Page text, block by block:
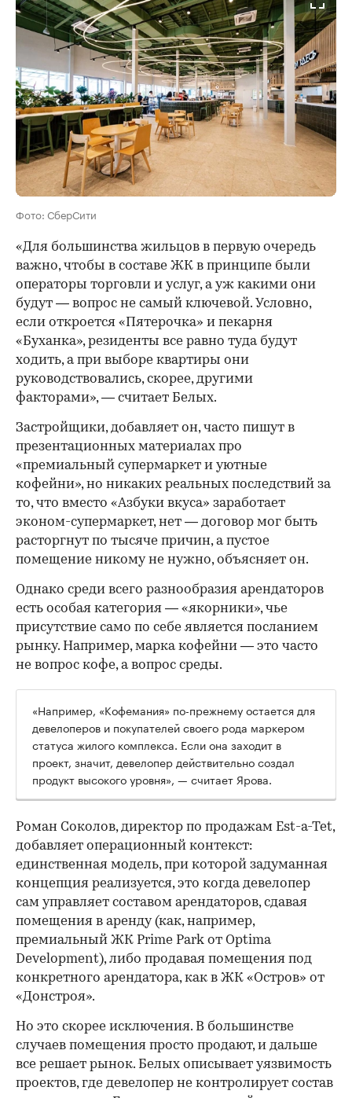
Фото: СберСити
«Для большинства жильцов в первую очередь
важно, чтобы в составе ЖК в принципе были
операторы торговли и услуг, а уж какими они
будут — вопрос не самый ключевой. Условно,
если откроется «Пятерочка» и пекарня
«Буханка», резиденты все равно туда будут
ходить, а при выборе квартиры они
руководствовались, скорее, другими
факторами», — считает Белых.
Застройщики, добавляет он, часто пишут в
презентационных материалах про
«премиальный супермаркет и уютные
кофейни», но никаких реальных последствий за
то, что вместо «Азбуки вкуса» заработает
эконом-супермаркет, нет — договор мог быть
расторгнут по тысяче причин, а пустое
помещение никому не нужно, объясняет он.
Однако среди всего разнообразия арендаторов
есть особая категория — «якорники», чье
присутствие само по себе является посланием
рынку. Например, марка кофейни — это часто
не вопрос кофе, а вопрос среды.
«Например, «Кофемания» по-прежнему остается для
девелоперов и покупателей своего рода маркером
статуса жилого комплекса. Если она заходит в
проект, значит, девелопер действительно создал
продукт высокого уровня», — считает Ярова.
Роман Соколов, директор по продажам Est-a-Tet,
добавляет операционный контекст:
единственная модель, при которой задуманная
концепция реализуется, это когда девелопер
сам управляет составом арендаторов, сдавая
помещения в аренду (как, например,
премиальный ЖК Prime Park от Optima
Development), либо продавая помещения под
конкретного арендатора, как в ЖК «Остров» от
«Донстроя».
Но это скорее исключения. В большинстве
случаев помещения просто продают, и дальше
все решает рынок. Белых описывает уязвимость
проектов, где девелопер не контролирует состав